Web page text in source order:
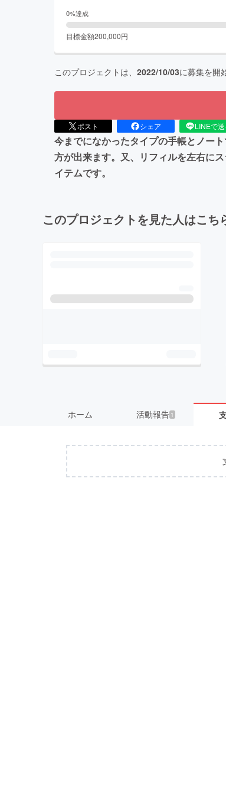
0%達成
目標金額200,000円
このプロジェクトは、 2022/10/03に募集を開
ポスト シェア LINEで
今までになかったタイプの手帳とノー
方が出来ます。又、リフィルを左右に
イテムです。
このプロジェクトを見た人はこ
ホーム 活動報告 1